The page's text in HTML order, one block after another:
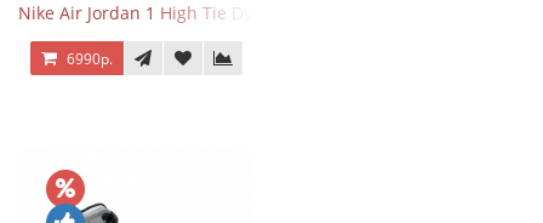
Nike Air Jordan 1 High Tie Dye
6990р.